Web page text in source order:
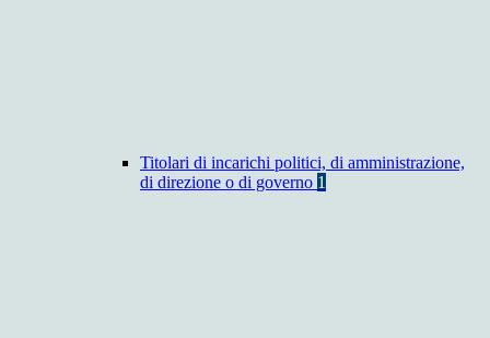
Titolari di incarichi politici, di amministrazione,
di direzione o di governo 1